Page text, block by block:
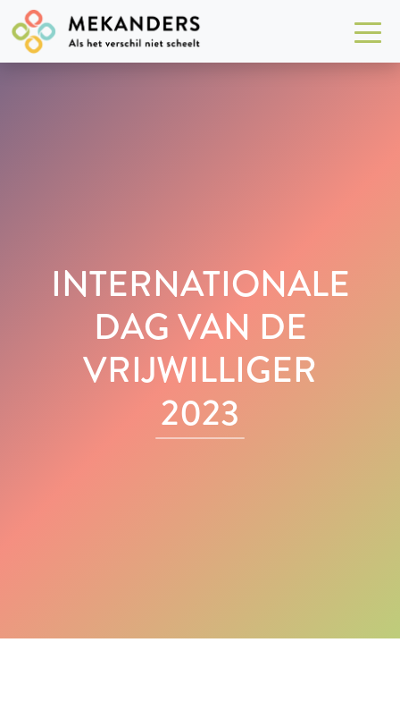
INTERNATIONALE
DAG VAN DE
VRIJWILLIGER
2023